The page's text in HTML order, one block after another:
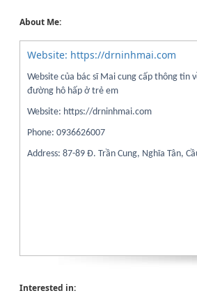
About Me:
Website: https://drninhmai.com
Website của bác sĩ Mai cung cấp thông tin
đường hô hấp ở trẻ em
Website: https://drninhmai.com
Phone: 0936626007
Address: 87-89 Đ. Trần Cung, Nghĩa Tân,
Interested in: